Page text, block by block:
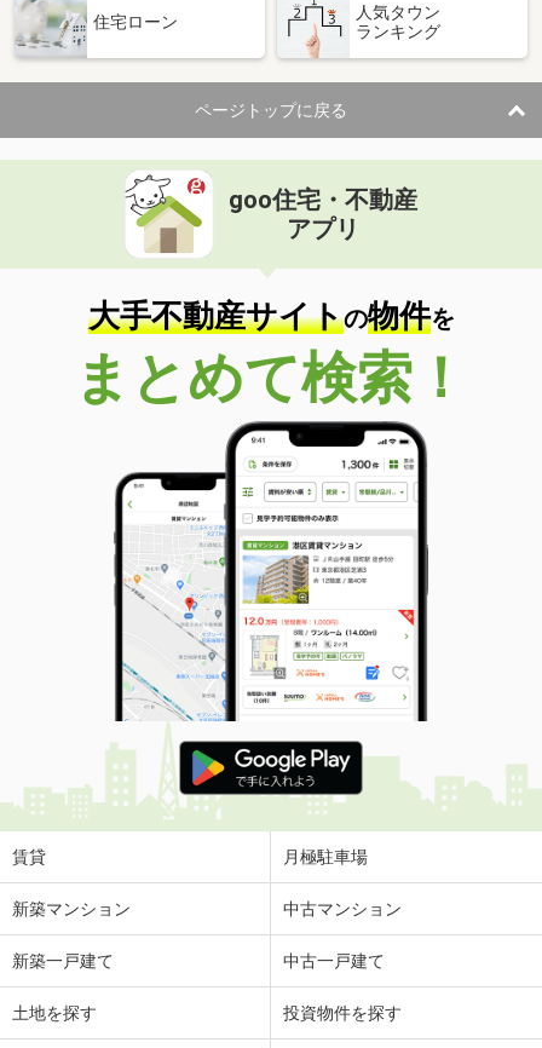
住宅ローン
人気タウン
ランキング
ページトップに戻る
goo住宅・不動産
アプリ
大手不動産サイトの物件を
まとめて検索！
賃貸 月極駐車場
新築マンション 中古マンション
新築一戸建て 中古一戸建て
土地を探す 投資物件を探す